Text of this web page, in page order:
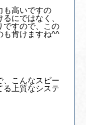
も高いですの
にではなく、
ですので、この
も肯けますね^^
、こんなスピー
る上質なシステ